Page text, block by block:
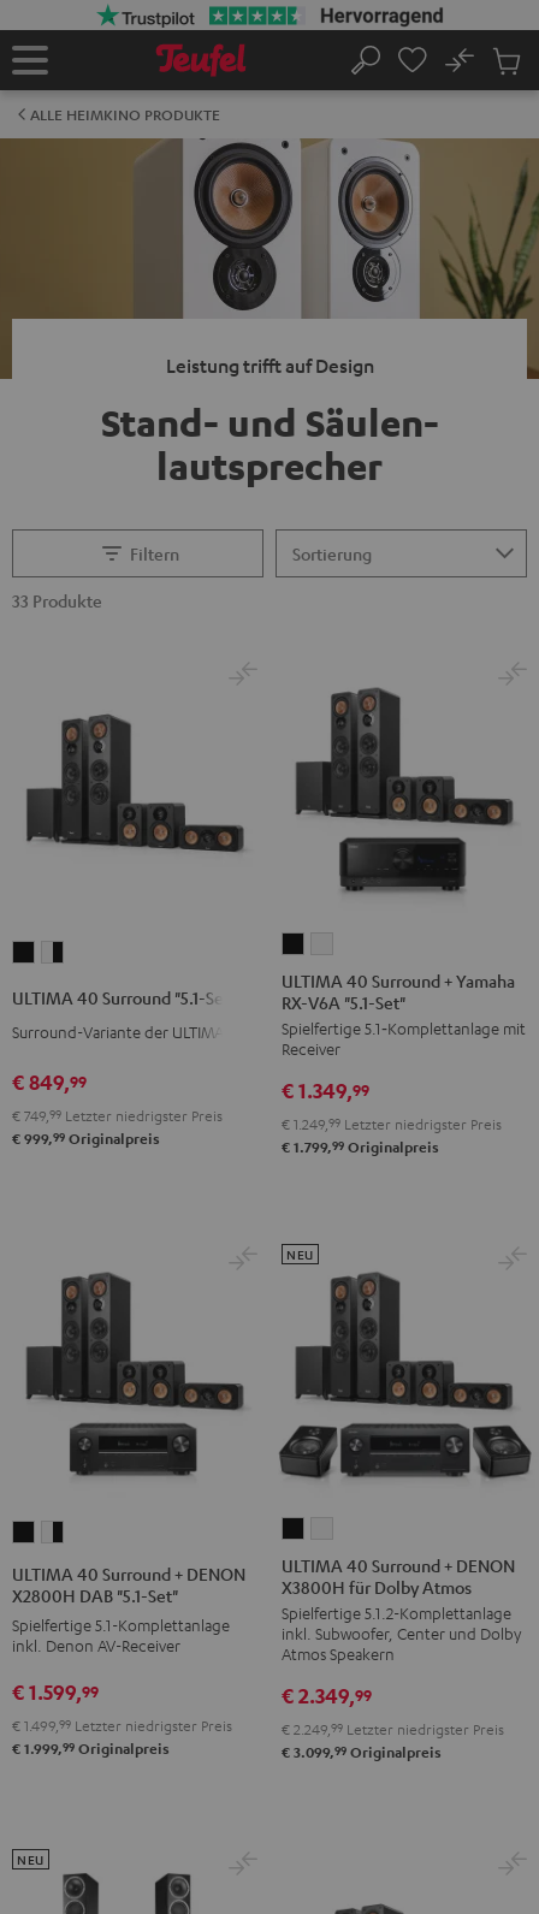
Startseite
Suche
No
ALLE HEIMKINO PRODUKTE
Leistung trifft auf Design
Stand- und Säulen­
lautsprecher
Filtern
33 Produkte
Surround
"5.1-
Schwarz
Surround
"5.1-
Weiß
/
ULTIMA 40 Surround "5.1-Set"
Surround-Variante der ULTIMA 40
€ 849,99
€ 749, 99 Letzter niedrigster Preis
€ 999,99 Originalpreis
40
Surround
+
Yamaha
RX-
V6A
"5.1-
40
Surround
+
Yamaha
RX-
V6A
"5.1-
ULTIMA 40 Surround + Yamaha
RX-V6A "5.1-Set"
Spielfertige 5.1‑Komplettanlage mit
Receiver
€ 1.349,99
€ 1.249, 99 Letzter niedrigster Preis
€ 1.799,99 Originalpreis
Surround
+
DENON
DAB
"5.1-
Surround
+
DENON
DAB
"5.1-
ULTIMA 40 Surround + DENON
X2800H DAB "5.1-Set"
Spielfertige 5.1-Komplettanlage
inkl. Denon AV-Receiver
€ 1.599,99
€ 1.499, 99 Letzter niedrigster Preis
€ 1.999,99 Originalpreis
40
Surround
+
DENON
für
Dolby
Atmos
40
Surround
+
DENON
für
Dolby
Atmos
ULTIMA 40 Surround + DENON
X3800H für Dolby Atmos
Spielfertige 5.1.2-Komplettanlage
inkl. Subwoofer, Center und Dolby
Atmos Speakern
NEU
€ 2.349,99
€ 2.249, 99 Letzter niedrigster Preis
€ 3.099,99 Originalpreis
NEU